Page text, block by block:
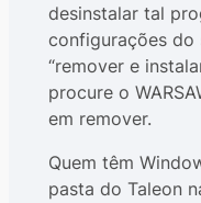
desinstalar tal
configurações do
“remover e
procure o
em remover.
Quem têm
pasta do Taleon